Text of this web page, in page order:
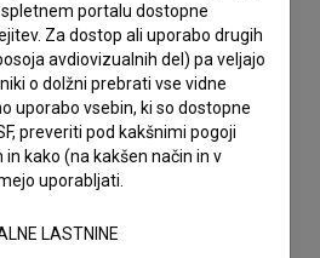
portalu dostopne
Za dostop ali uporabo drugih
avdiovizualnih del) pa veljajo
o dolžni prebrati vse vidne
uporabo vsebin, ki so dostopne
preveriti pod kakšnimi pogoji
kako (na kakšen način in v
uporabljati.
LASTNINE